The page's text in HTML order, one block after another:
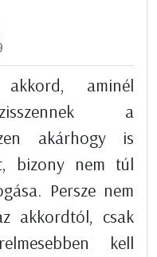
aminél
a
akárhogy is
bizony nem túl
Persze nem
akkordtól, csak
kell